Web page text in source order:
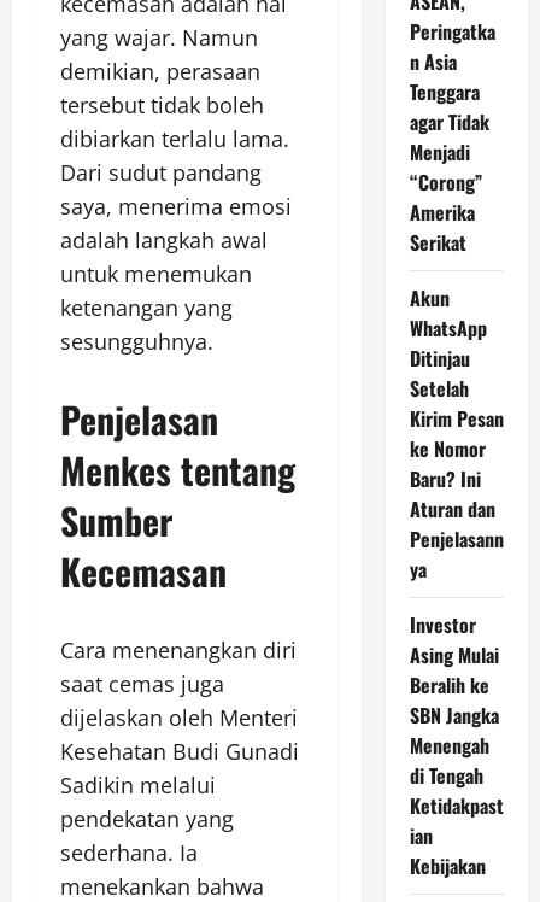
yang wajar. Namun
demikian, perasaan
tersebut tidak boleh
dibiarkan terlalu lama.
Dari sudut pandang
saya, menerima emosi
adalah langkah awal
untuk menemukan
ketenangan yang
sesungguhnya.
Penjelasan
Menkes tentang
Sumber
Kecemasan
Cara menenangkan diri
saat cemas juga
dijelaskan oleh Menteri
Kesehatan Budi Gunadi
Sadikin melalui
pendekatan yang
sederhana. Ia
menekankan bahwa
Peringatka
n Asia
Tenggara
agar Tidak
Menjadi
“Corong”
Amerika
Serikat
Akun
WhatsApp
Ditinjau
Setelah
Kirim Pesan
ke Nomor
Baru? Ini
Aturan dan
Penjelasann
ya
Investor
Asing Mulai
Beralih ke
SBN Jangka
Menengah
di Tengah
Ketidakpast
ian
Kebijakan